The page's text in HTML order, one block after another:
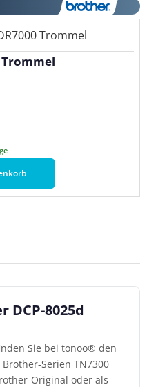
DCP-8025d
Sie bei tonoo® den
Serien TN7300
Original oder als